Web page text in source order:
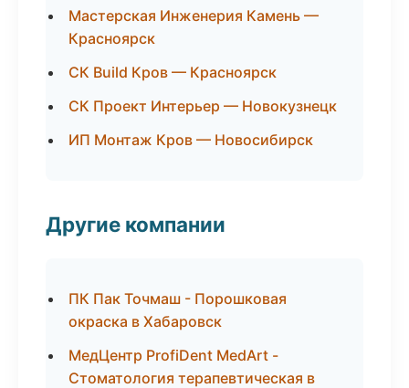
Мастерская Инженерия Камень —
Красноярск
СК Build Кров — Красноярск
СК Проект Интерьер — Новокузнецк
ИП Монтаж Кров — Новосибирск
Другие компании
ПК Пак Точмаш - Порошковая
окраска в Хабаровск
МедЦентр ProfiDent MedArt -
Стоматология терапевтическая в